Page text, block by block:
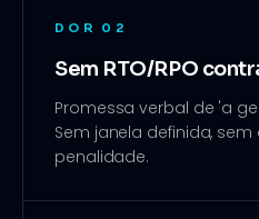
DOR 02
Sem RTO/RPO
Promessa verbal de 'a
Sem janela definida,
penalidade.